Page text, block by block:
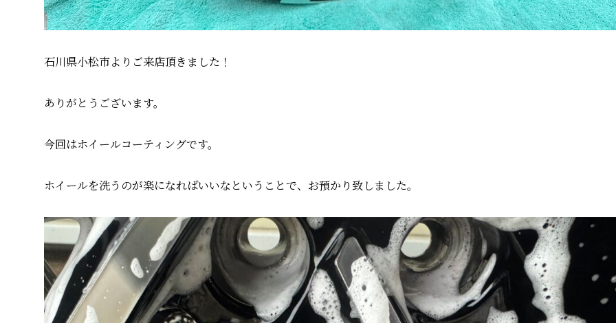
石川県小松市よりご来店頂きました！
ありがとうございます。
今回はホイールコーティングです。
ホイールを洗うのが楽になればいいなということで、お預かり致しました。